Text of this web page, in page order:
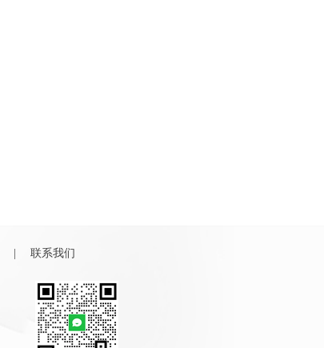
联系我们